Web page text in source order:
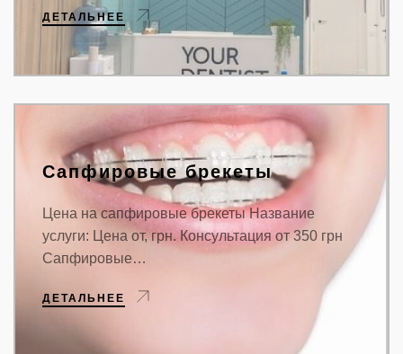
ДЕТАЛЬНЕЕ
Сапфировые брекеты
Цена на сапфировые брекеты Название
услуги: Цена от, грн. Консультация от 350 грн
Сапфировые…
ДЕТАЛЬНЕЕ